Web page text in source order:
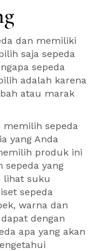
dan memiliki
saja sepeda
sepeda
adalah karena
atau marak
sepeda
yang Anda
produk ini
yang
lihat suku
sepeda
warna dan
dengan
apa yang akan